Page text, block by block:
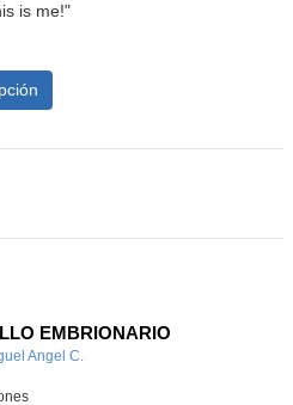
is me!"
EMBRIONARIO
Angel C.